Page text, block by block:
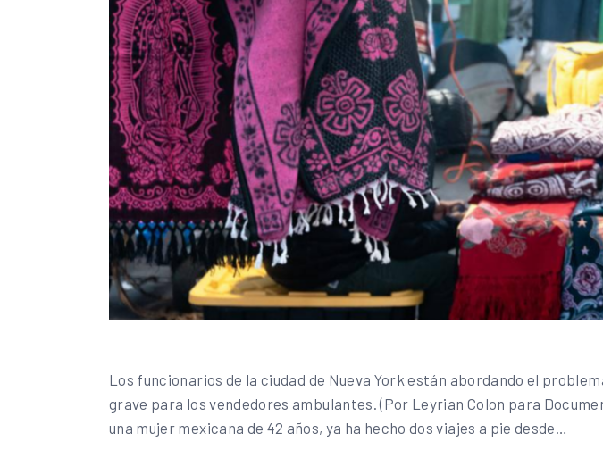
Los funcionarios de la ciudad de Nueva York están abordando el
grave para los vendedores ambulantes. (Por Leyrian Colon para
una mujer mexicana de 42 años, ya ha hecho dos viajes a pie desde…